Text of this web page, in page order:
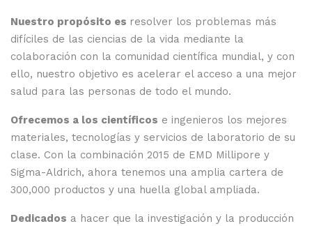
Nuestro propósito es resolver los problemas más
difíciles de las ciencias de la vida mediante la
colaboración con la comunidad científica mundial, y con
ello, nuestro objetivo es acelerar el acceso a una mejor
salud para las personas de todo el mundo.
Ofrecemos a los científicos e ingenieros los mejores
materiales, tecnologías y servicios de laboratorio de su
clase. Con la combinación 2015 de EMD Millipore y
Sigma-Aldrich, ahora tenemos una amplia cartera de
300,000 productos y una huella global ampliada.
Dedicados a hacer que la investigación y la producción